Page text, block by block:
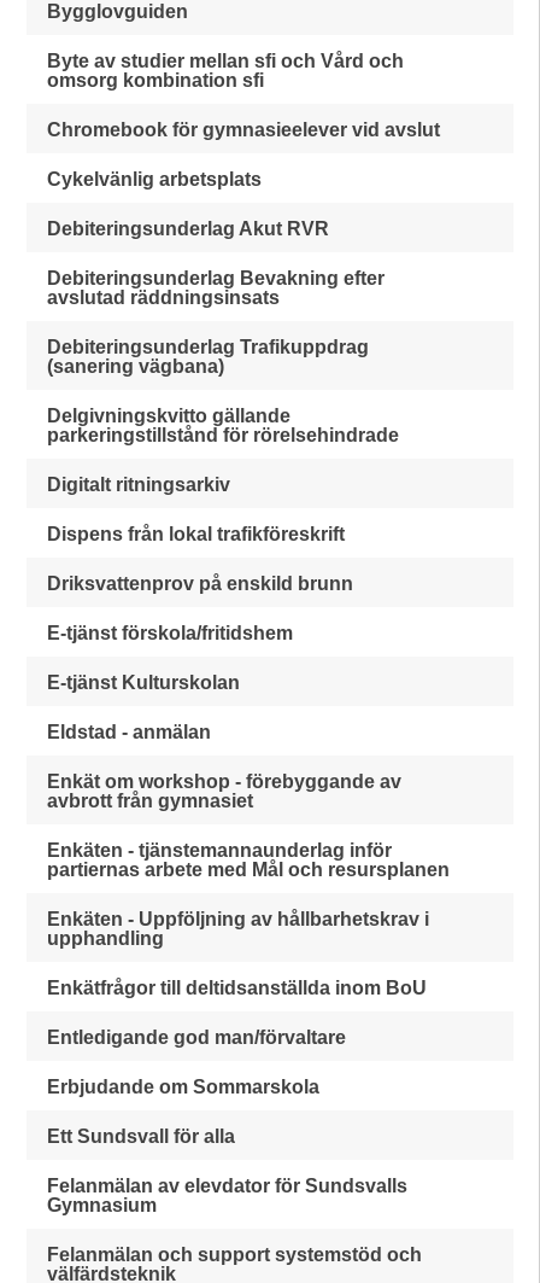
Bygglovguiden
Byte av studier mellan sfi och Vård och
omsorg kombination sfi
Chromebook för gymnasieelever vid avslut
Cykelvänlig arbetsplats
Debiteringsunderlag Akut RVR
Debiteringsunderlag Bevakning efter
avslutad räddningsinsats
Debiteringsunderlag Trafikuppdrag
(sanering vägbana)
Delgivningskvitto gällande
parkeringstillstånd för rörelsehindrade
Digitalt ritningsarkiv
Dispens från lokal trafikföreskrift
Driksvattenprov på enskild brunn
E-tjänst förskola/fritidshem
E-tjänst Kulturskolan
Eldstad - anmälan
Enkät om workshop - förebyggande av
avbrott från gymnasiet
Enkäten - tjänstemannaunderlag inför
partiernas arbete med Mål och resursplanen
Enkäten - Uppföljning av hållbarhetskrav i
upphandling
Enkätfrågor till deltidsanställda inom BoU
Entledigande god man/förvaltare
Erbjudande om Sommarskola
Ett Sundsvall för alla
Felanmälan av elevdator för Sundsvalls
Gymnasium
Felanmälan och support systemstöd och
välfärdsteknik